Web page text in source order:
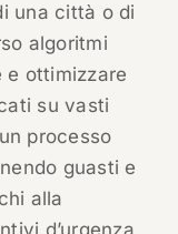
una città o di
algoritmi
e ottimizzare
su vasti
processo
guasti e
alla